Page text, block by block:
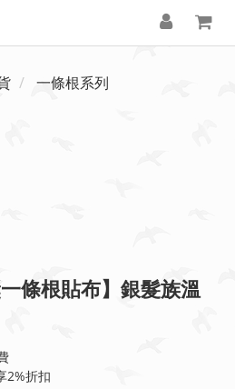
一條根系列
條根貼布】銀髮族溫
2%折扣